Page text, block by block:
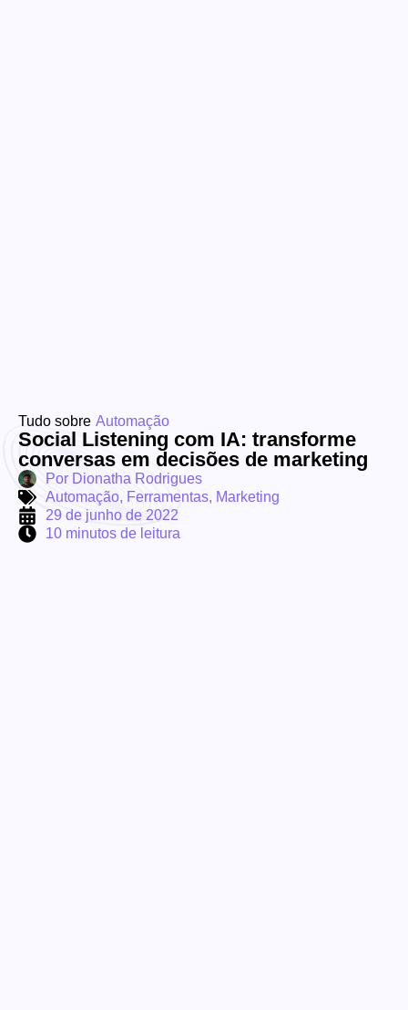
Tudo sobre Automação
Social Listening com IA: transforme
conversas em decisões de marketing
Por Dionatha Rodrigues
Automação, Ferramentas, Marketing
29 de junho de 2022
10 minutos de leitura